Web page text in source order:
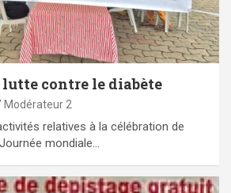
lutte contre le diabète
Modérateur 2
relatives à la célébration de
mondiale…